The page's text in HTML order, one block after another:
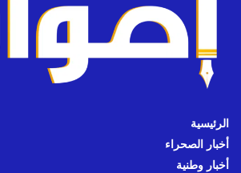
الرئيسية
أخبار الصحراء
أخبار وطنية